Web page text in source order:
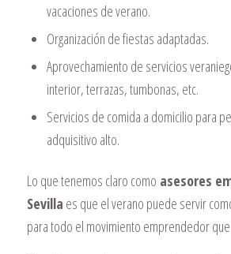
vacaciones de verano.
Organización de fiestas adaptadas.
Aprovechamiento de servicios
interior, terrazas, tumbonas, etc.
Servicios de comida a domicilio para
adquisitivo alto.
Lo que tenemos claro como asesores
Sevilla es que el verano puede servir
para todo el movimiento emprendedor